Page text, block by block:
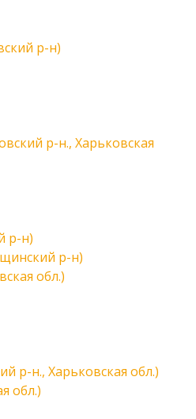
р-н)
р-н., Харьковская
р-н)
р-н)
обл.)
р-н., Харьковская обл.)
обл.)